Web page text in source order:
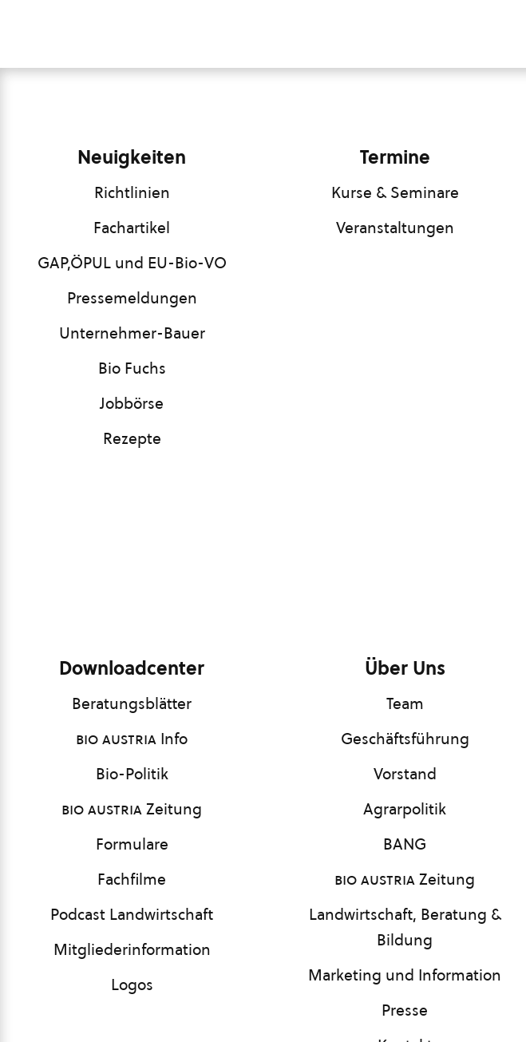
Neuigkeiten
Richtlinien
Fachartikel
GAP,ÖPUL und EU-Bio-VO
Pressemeldungen
Unternehmer-Bauer
Bio Fuchs
Jobbörse
Rezepte
Termine
Kurse & Seminare
Veranstaltungen
Downloadcenter
Beratungsblätter
bio austria Info
Bio-Politik
bio austriaZeitung
Formulare
Fachfilme
Podcast Landwirtschaft
Mitgliederinformation
Logos
Über Uns
Team
Geschäftsführung
Vorstand
Agrarpolitik
BANG
bio austriaZeitung
Landwirtschaft, Beratung &
Bildung
Marketing und Information
Presse